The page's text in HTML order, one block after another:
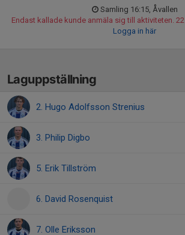
Samling 16:15, Åvallen
Endast kallade kunde anmäla sig till aktiviteten.
Logga in här
Laguppställning
2. Hugo Adolfsson Strenius
3. Philip Digbo
5. Erik Tillström
6. David Rosenquist
7. Olle Eriksson